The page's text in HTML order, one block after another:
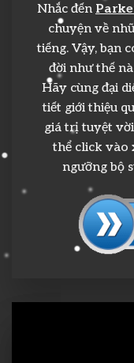
Nhắc đến
chuyện về
tiếng. Vậy, bạn
đời như thế
Hãy cùng đại
tiết giới thiệu
giá trị tuyệt
thể click vào
ngưỡng bộ